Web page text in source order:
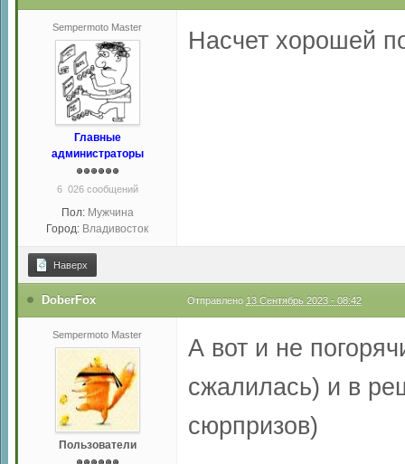
Sempermoto Master
Главные
администраторы
6 026 сообщений
Пол: Мужчина
Город: Владивосток
Насчет хорошей
Наверх
DoberFox Отправлено 13 Сентябрь 2023 - 08:42
Sempermoto Master
Пользователи
А вот и не
сжалилась) и в
сюрпризов)